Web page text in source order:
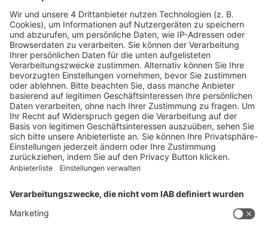
info@spirig-healthcare.ch
Pharmakovigilanz
Für Meldungen von unerwünschten Arzneimittelwirkungen zu
einem Medikament von Spirig HealthCare AG
Tel. +41 62 388 85 88
pharmacovigilance@spirig-healthcare.ch
FOLGEN SIE UNS